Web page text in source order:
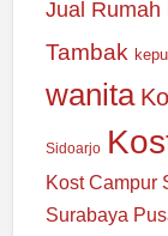
Jual Rumah
Tambak
wanita
Sidoarjo
Kost Campur
Surabaya